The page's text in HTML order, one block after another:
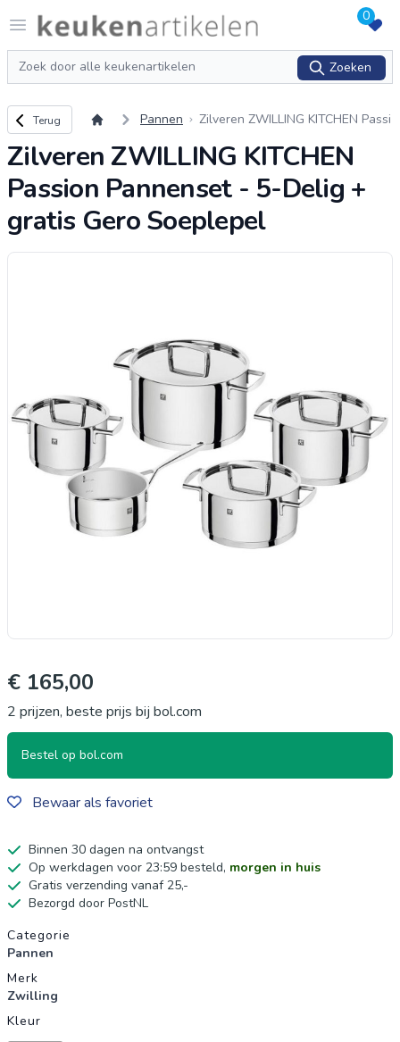
Open menu
Logo keukenartikelen.com 0
Zoeken
Zoeken
Terug naar overzicht
Terug Pannen
Zilveren ZWILLING KITCHEN Passi
ero Soeplepel
Zilveren ZWILLING KITCHEN
Passion Pannenset - 5-Delig +
gratis Gero Soeplepel
€ 165,00
2 prijzen, beste prijs bij bol.com
Bestel op bol.com
Bewaar als favoriet
Binnen 30 dagen na ontvangst
Op werkdagen voor 23:59 besteld, morgen in huis
Gratis verzending vanaf 25,-
Bezorgd door PostNL
Productgegevens
Categorie
Pannen
Merk
Zwilling
Kleur